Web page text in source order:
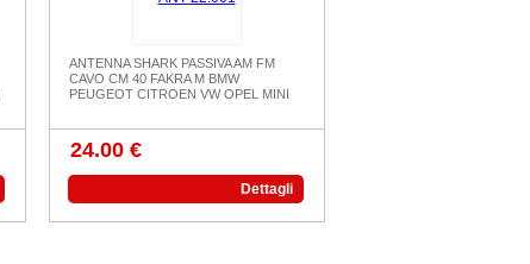
ANTENNA SHARK PASSIVA AM FM
CAVO CM 40 FAKRA M BMW
PEUGEOT CITROEN VW OPEL MINI
24.00 €
Dettagli